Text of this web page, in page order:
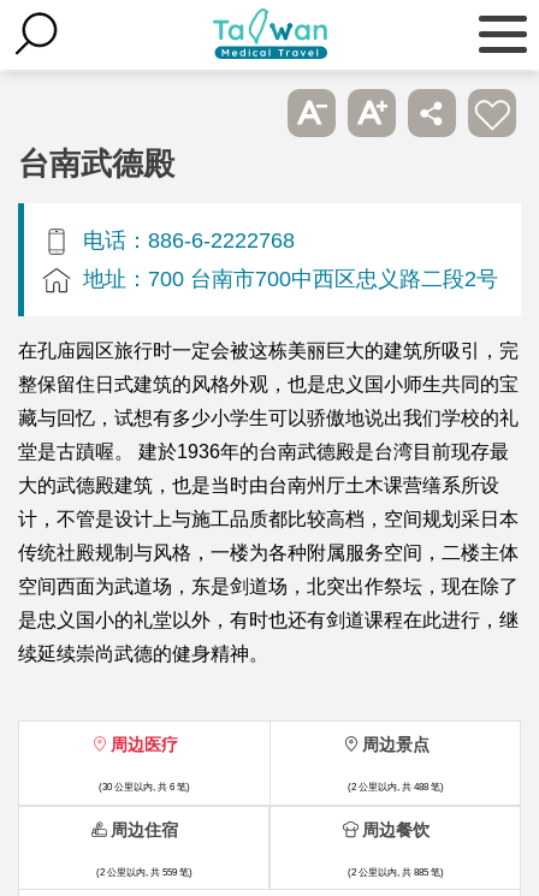
台南武德殿
电话：886-6-2222768
地址：700 台南市700中西区忠义路二段2号
在孔庙园区旅行时一定会被这栋美丽巨大的建筑所吸引，完
整保留住日式建筑的风格外观，也是忠义国小师生共同的宝
藏与回忆，试想有多少小学生可以骄傲地说出我们学校的礼
堂是古蹟喔。 建於1936年的台南武德殿是台湾目前现存最
大的武德殿建筑，也是当时由台南州厅土木课营缮系所设
计，不管是设计上与施工品质都比较高档，空间规划采日本
传统社殿规制与风格，一楼为各种附属服务空间，二楼主体
空间西面为武道场，东是剑道场，北突出作祭坛，现在除了
是忠义国小的礼堂以外，有时也还有剑道课程在此进行，继
续延续崇尚武德的健身精神。
周边医疗
(30 公里以内, 共 6 笔)
周边景点
(2 公里以内, 共 488 笔)
周边住宿
(2 公里以内, 共 559 笔)
周边餐饮
(2 公里以内, 共 885 笔)